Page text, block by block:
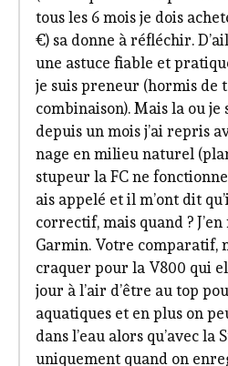
tous les 6 mois je dois
€) sa donne à réfléchir.
une astuce fiable et
je suis preneur (hormis de
combinaison). Mais la ou je
depuis un mois j’ai repris
nage en milieu naturel
stupeur la FC ne
ais appelé et il m’ont dit
correctif, mais quand ?
Garmin. Votre comparatif,
craquer pour la V800 qui
jour à l’air d’être au top
aquatiques et en plus on
dans l’eau alors qu’avec la
uniquement quand on